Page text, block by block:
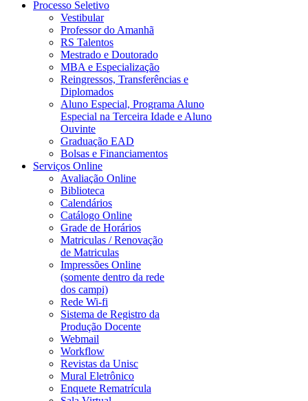
Processo Seletivo
Vestibular
Professor do Amanhã
RS Talentos
Mestrado e Doutorado
MBA e Especialização
Reingressos, Transferências e
Diplomados
Aluno Especial, Programa Aluno
Especial na Terceira Idade e Aluno
Ouvinte
Graduação EAD
Bolsas e Financiamentos
Serviços Online
Avaliação Online
Biblioteca
Calendários
Catálogo Online
Grade de Horários
Matriculas / Renovação
de Matriculas
Impressões Online
(somente dentro da rede
dos campi)
Rede Wi-fi
Sistema de Registro da
Produção Docente
Webmail
Workflow
Revistas da Unisc
Mural Eletrônico
Enquete Rematrícula